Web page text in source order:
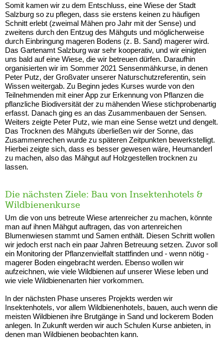
Somit kamen wir zu dem Entschluss, eine Wiese der Stadt
Salzburg so zu pflegen, dass sie erstens keinen zu häufigen
Schnitt erlebt (zweimal Mähen pro Jahr mit der Sense) und
zweitens durch den Entzug des Mähguts und möglicherweise
durch Einbringung mageren Bodens (z. B. Sand) magerer wird.
Das Gartenamt Salzburg war sehr kooperativ, und wir einigten
uns bald auf eine Wiese, die wir betreuen dürfen. Daraufhin
organisierten wir im Sommer 2021 Sensenmähkurse, in denen
Peter Putz, der Großvater unserer Naturschutzreferentin, sein
Wissen weitergab. Zu Beginn jedes Kurses wurde von den
Teilnehmenden mit einer App zur Erkennung von Pflanzen die
pflanzliche Biodiversität der zu mähenden Wiese stichprobenartig
erfasst. Danach ging es an das Zusammenbauen der Sensen.
Weiters zeigte Peter Putz, wie man eine Sense wetzt und dengelt.
Das Trocknen des Mähguts überließen wir der Sonne, das
Zusammenrechen wurde zu späteren Zeitpunkten bewerkstelligt.
Hierbei zeigte sich, dass es besser gewesen wäre, Heumanderl
zu machen, also das Mähgut auf Holzgestellen trocknen zu
lassen.
Die nächsten Ziele: Bau von Insektenhotels &
Wildbienenkurse
Um die von uns betreute Wiese artenreicher zu machen, könnte
man auf ihnen Mähgut auftragen, das von artenreichen
Blumenwiesen stammt und Samen enthält. Diesen Schritt wollen
wir jedoch erst nach ein paar Jahren Betreuung setzen. Zuvor soll
ein Monitoring der Pflanzenvielfalt stattfinden und - wenn nötig -
magerer Boden eingebracht werden. Ebenso wollen wir
aufzeichnen, wie viele Wildbienen auf unserer Wiese leben und
wie viele Wildbienenarten hier vorkommen.
In der nächsten Phase unseres Projekts werden wir
Insektenhotels, vor allem Wildbienenhotels, bauen, auch wenn die
meisten Wildbienen ihre Brutgänge in Sand und lockerem Boden
anlegen. In Zukunft werden wir auch Schulen Kurse anbieten, in
denen man Wildbienen beobachten kann.